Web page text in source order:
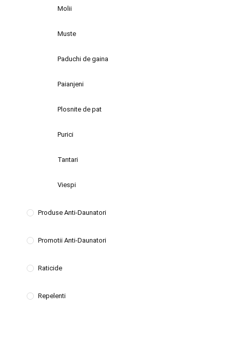
Molii
Muste
Paduchi de gaina
Paianjeni
Plosnite de pat
Purici
Tantari
Viespi
Produse Anti-Daunatori
Promotii Anti-Daunatori
Raticide
Repelenti